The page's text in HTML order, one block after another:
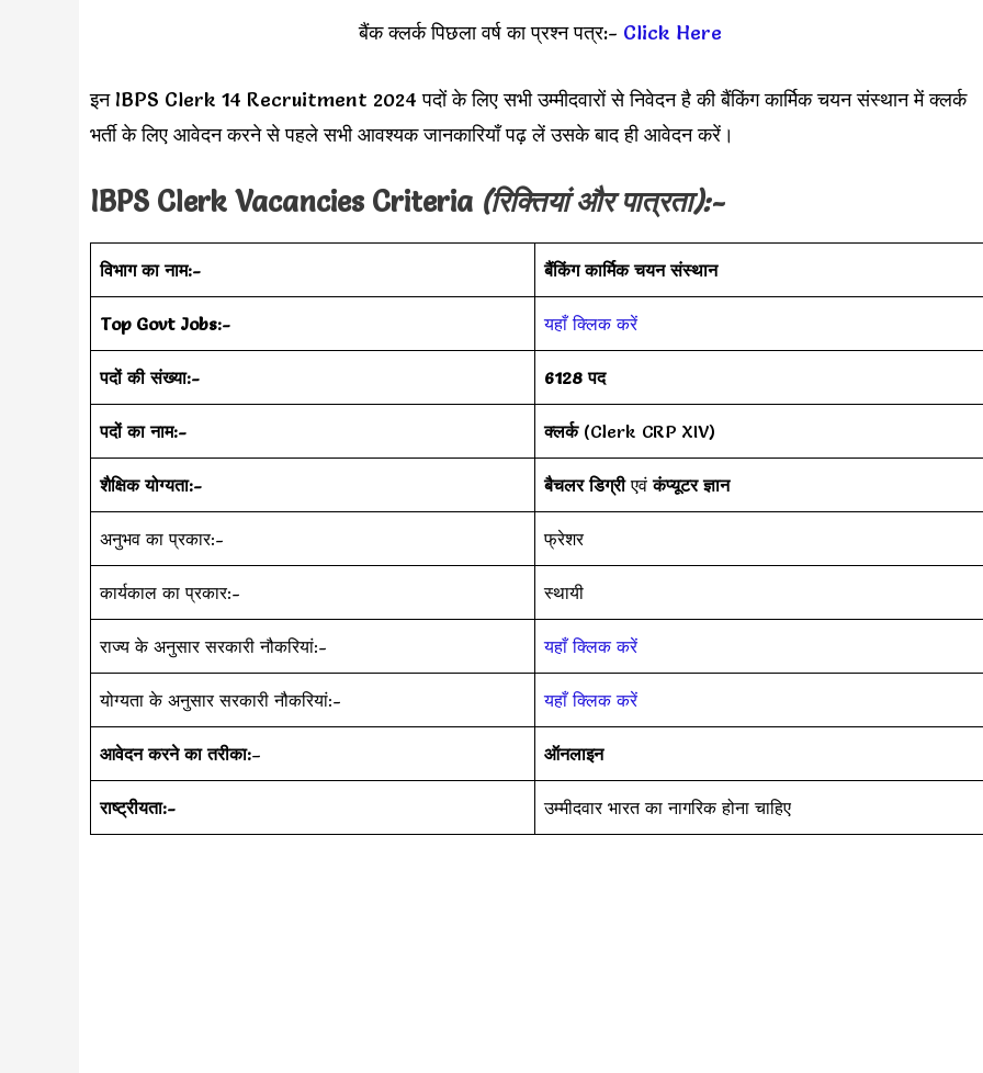
बैंक क्लर्क पिछला वर्ष का प्रश्न पत्र:- Click Here
इन IBPS Clerk 14 Recruitment 2024 पदों के लिए सभी उम्मीदवारों से निवेदन है की बैंकिंग कार्मिक चयन संस्थान में क्लर्क
भर्ती के लिए आवेदन करने से पहले सभी आवश्यक जानकारियाँ पढ़ लें उसके बाद ही आवेदन करें।
IBPS Clerk Vacancies Criteria (रिक्तियां और पात्रता):-
विभाग का नाम:- बैंकिंग कार्मिक चयन संस्थान
Top Govt Jobs:- यहाँ क्लिक करें
पदों की संख्या:- 6128 पद
पदों का नाम:- क्लर्क(Clerk CRP XIV)
शैक्षिक योग्यता:- बैचलर डिग्रीएवं कंप्यूटर ज्ञान
अनुभव का प्रकार:- फ्रेशर
कार्यकाल का प्रकार:- स्थायी
राज्य के अनुसार सरकारी नौकरियां:- यहाँ क्लिक करें
योग्यता के अनुसार सरकारी नौकरियां:- यहाँ क्लिक करें
आवेदन करने का तरीका:– ऑनलाइन
राष्ट्रीयता:- उम्मीदवार भारत का नागरिक होना चाहिए